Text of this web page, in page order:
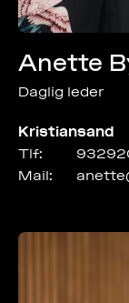
Anette
Daglig leder
Kristiansand
Tlf:
Mail: